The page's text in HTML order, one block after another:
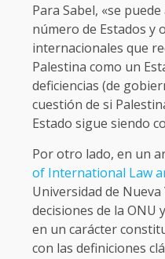
Para Sabel, «se
número de Estados y
internacionales que
Palestina como un
deficiencias (de
cuestión de si
Estado sigue siendo
Por otro lado, en un
of International Law
Universidad de
decisiones de la ONU
en un carácter
con las definiciones